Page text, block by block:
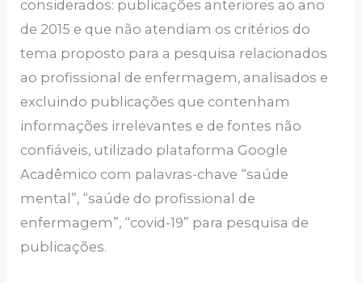
considerados: publicações anteriores ao ano
de 2015 e que não atendiam os critérios do
tema proposto para a pesquisa relacionados
ao profissional de enfermagem, analisados e
excluindo publicações que contenham
informações irrelevantes e de fontes não
confiáveis, utilizado plataforma Google
Acadêmico com palavras-chave “saúde
mental”, “saúde do profissional de
enfermagem”, “covid-19” para pesquisa de
publicações.